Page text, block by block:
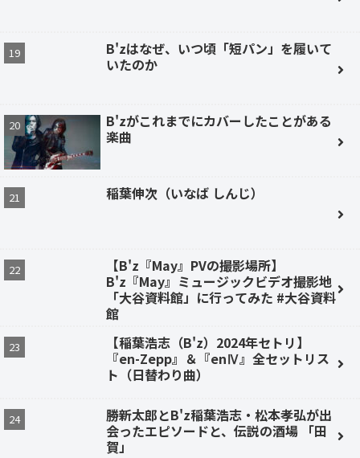
B'zはなぜ、いつ頃「短パン」を履いて
いたのか
B'zがこれまでにカバーしたことがある
楽曲
稲葉伸次（いなば しんじ）
【B'z『May』PVの撮影場所】
B'z『May』ミュージックビデオ撮影地
「大谷資料館」に行ってみた #大谷資料
館
【稲葉浩志（B'z）2024年セトリ】
『en-Zepp』＆『enⅣ』全セットリス
ト（日替わり曲）
勝新太郎とB'z稲葉浩志・松本孝弘が出
会ったエピソードと、伝説の酒場 「田
賀」